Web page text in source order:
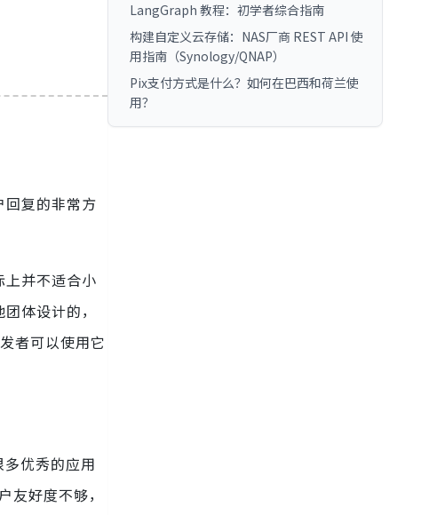
复的非常方
并不适合小
体设计的，
者可以使用它
优秀的应用
好度不够，
LangGraph 教程：初学者综合指南
构建自定义云存储：NAS厂商 REST API 使
用指南（Synology/QNAP）
Pix支付方式是什么？如何在巴西和荷兰使
用？